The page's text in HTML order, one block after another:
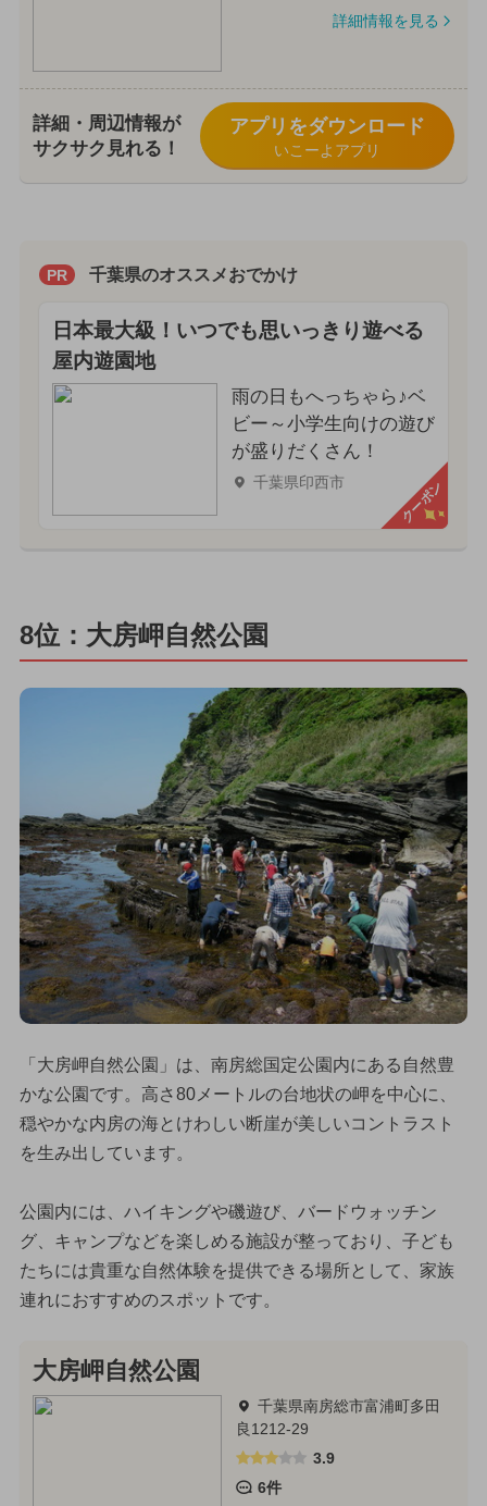
詳細情報を見る
詳細・周辺情報が
サクサク見れる！
アプリをダウンロード
いこーよアプリ
PR 千葉県のオススメおでかけ
日本最大級！いつでも思いっきり遊べる
屋内遊園地
雨の日もへっちゃら♪ベ
ビー～小学生向けの遊び
が盛りだくさん！
千葉県印西市 クーポン
8位：大房岬自然公園
「大房岬自然公園」は、南房総国定公園内にある自然豊
かな公園です。高さ80メートルの台地状の岬を中心に、
穏やかな内房の海とけわしい断崖が美しいコントラスト
を生み出しています。
公園内には、ハイキングや磯遊び、バードウォッチン
グ、キャンプなどを楽しめる施設が整っており、子ども
たちには貴重な自然体験を提供できる場所として、家族
連れにおすすめのスポットです。
大房岬自然公園
千葉県南房総市富浦町多田
良1212-29
3.9
6件